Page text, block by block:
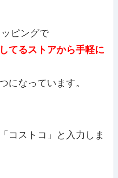
ピングで
てるストアから手軽に
になっています。
コストコ」と入力しま